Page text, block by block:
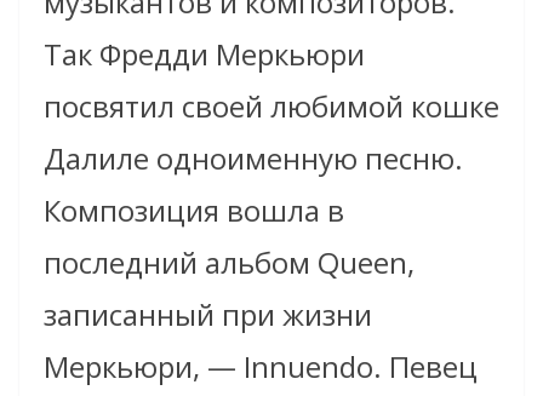
Так Фредди Меркьюри
посвятил своей любимой кошке
Далиле одноименную песню.
Композиция вошла в
последний альбом Queen,
записанный при жизни
Меркьюри, — Innuendo. Певец